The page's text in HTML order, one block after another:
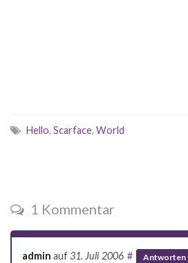
Hello, Scarface, World
1 Kommentar
admin auf31. Juli 2006 # Antworten